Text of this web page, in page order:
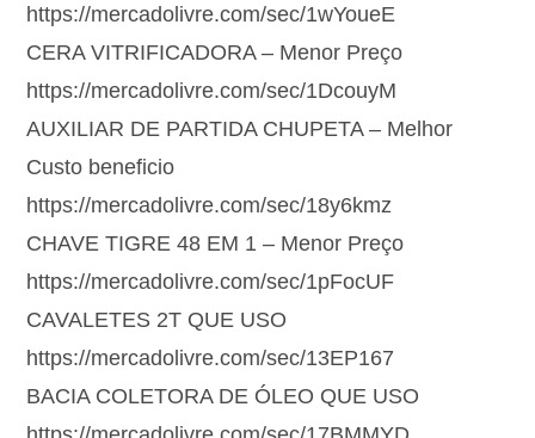
https://mercadolivre.com/sec/1wYoueE
CERA VITRIFICADORA – Menor Preço
https://mercadolivre.com/sec/1DcouyM
AUXILIAR DE PARTIDA CHUPETA – Melhor
Custo beneficio
https://mercadolivre.com/sec/18y6kmz
CHAVE TIGRE 48 EM 1 – Menor Preço
https://mercadolivre.com/sec/1pFocUF
CAVALETES 2T QUE USO
https://mercadolivre.com/sec/13EP167
BACIA COLETORA DE ÓLEO QUE USO